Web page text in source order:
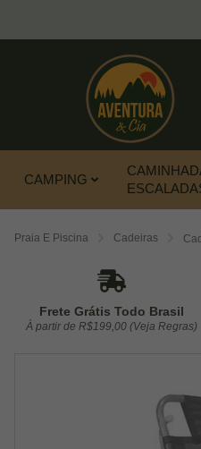
CAMPING
Praia E Piscina Cadeiras
Frete Grátis Todo Brasil
À partir de R$199,00 (Veja Regras)